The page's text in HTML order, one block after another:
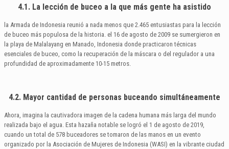
4.1. La lección de buceo a la que más gente ha asistido
la Armada de Indonesia reunió a nada menos que 2.465 entusiastas para la lección
de buceo más populosa de la historia. el 16 de agosto de 2009 se sumergieron en
la playa de Malalayang en Manado, Indonesia donde practicaron técnicas
esenciales de buceo, como la recuperación de la máscara o del regulador a una
profundidad de aproximadamente 10-15 metros.
4.2. Mayor cantidad de personas buceando simultáneamente
Ahora, imagina la cautivadora imagen de la cadena humana más larga del mundo
realizada bajo el agua. Esta hazaña notable se logró el 1 de agosto de 2019,
cuando un total de 578 buceadores se tomaron de las manos en un evento
organizado por la Asociación de Mujeres de Indonesia (WASI) en la vibrante ciudad